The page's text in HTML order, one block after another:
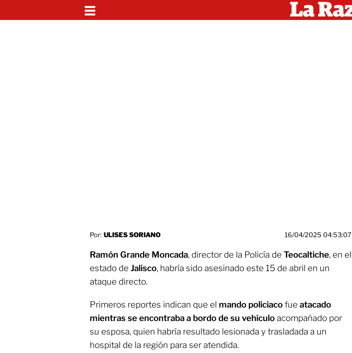
Por: ULISES SORIANO 16/04/2025 04:53:07
Ramón Grande Moncada, director de la Policía de Teocaltiche, en el
estado de Jalisco, habría sido asesinado este 15 de abril en un
ataque directo.
Primeros reportes indican que el mando policiaco fue atacado
mientras se encontraba a bordo de su vehículo acompañado por
su esposa, quien habría resultado lesionada y trasladada a un
hospital de la región para ser atendida.